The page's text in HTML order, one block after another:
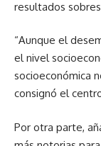
resultados
“Aunque el
el nivel
socioeconómica
consignó el
Por otra parte,